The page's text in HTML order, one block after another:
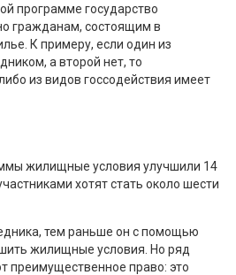
программе государство
гражданам, состоящим в
К примеру, если один из
а второй нет, то
из видов госсодействия имеет
жилищные условия улучшили 14
хотят стать около шести
тем раньше он с помощью
жилищные условия. Но ряд
преимущественное право: это